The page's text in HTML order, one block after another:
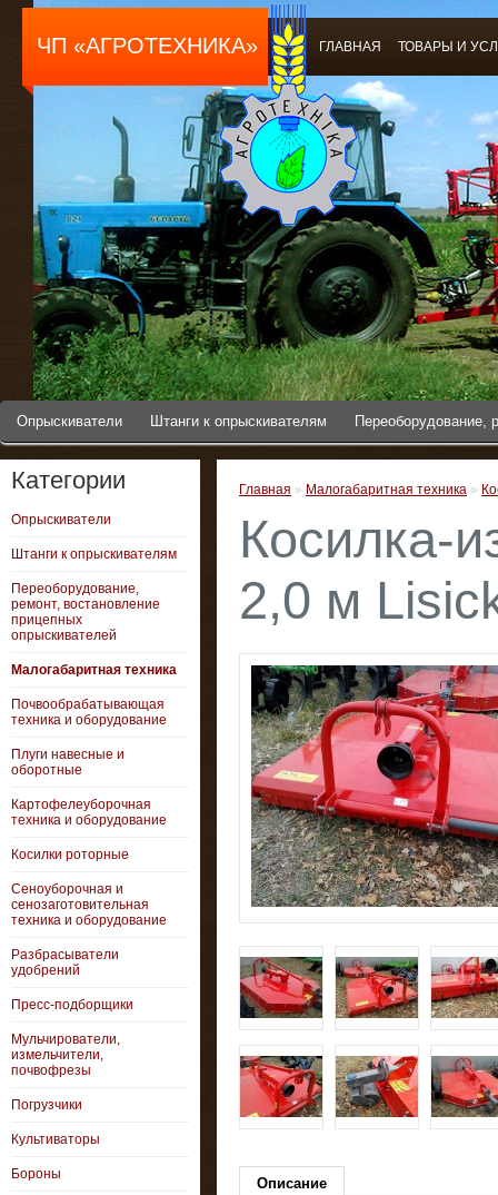
ЧП «АГРОТЕХНИКА» ГЛАВНАЯ ТОВАРЫ И
Опрыскиватели Штанги к опрыскивателям Переоборудование,
Категории
Опрыскиватели
Штанги к опрыскивателям
Переоборудование,
ремонт, востановление
прицепных
опрыскивателей
Малогабаритная техника
Почвообрабатывающая
техника и оборудование
Плуги навесные и
оборотные
Картофелеуборочная
техника и оборудование
Косилки роторные
Сеноуборочная и
сенозаготовительная
техника и оборудование
Разбрасыватели
удобрений
Пресс-подборщики
Мульчирователи,
измельчители,
почвофрезы
Погрузчики
Культиваторы
Бороны
Главная » Малогабаритная техника »
Косилка-
2,0 м
Описание